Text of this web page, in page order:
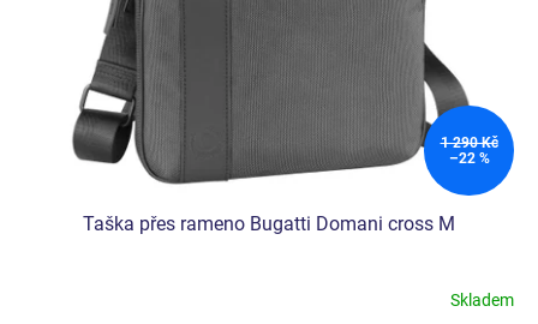
1 290 Kč
–22 %
Taška přes rameno Bugatti Domani cross M
Skladem